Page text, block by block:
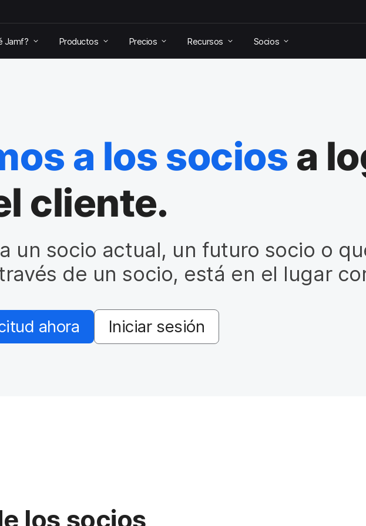
Jamf? Productos Precios Recursos Socios
a los socios a
cliente.
un socio actual, un futuro socio o
de un socio, está en el lugar
ahora Iniciar sesión
los socios